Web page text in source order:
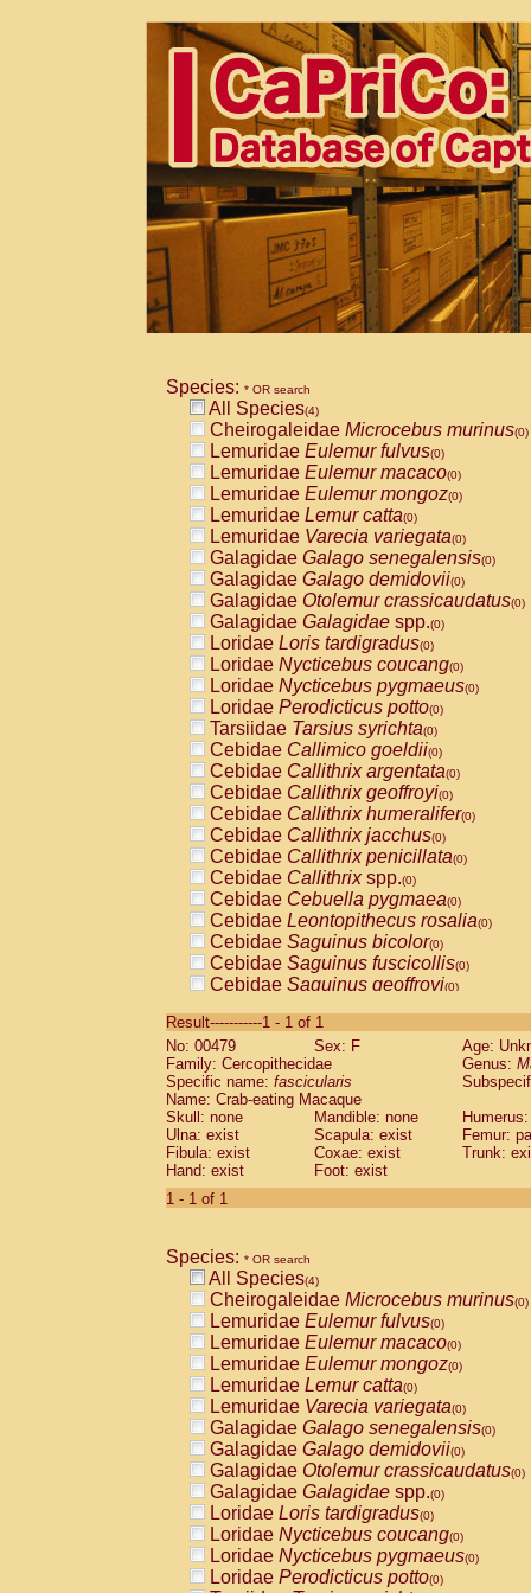
Species: * OR search
All Species(4)
Cheirogaleidae Microcebus murinus(0)
Lemuridae Eulemur fulvus(0)
Lemuridae Eulemur macaco(0)
Lemuridae Eulemur mongoz(0)
Lemuridae Lemur catta(0)
Lemuridae Varecia variegata(0)
Galagidae Galago senegalensis(0)
Galagidae Galago demidovii(0)
Galagidae Otolemur crassicaudatus(0)
Galagidae Galagidae spp.(0)
Loridae Loris tardigradus(0)
Loridae Nycticebus coucang(0)
Loridae Nycticebus pygmaeus(0)
Loridae Perodicticus potto(0)
Tarsiidae Tarsius syrichta(0)
Cebidae Callimico goeldii(0)
Cebidae Callithrix argentata(0)
Cebidae Callithrix geoffroyi(0)
Cebidae Callithrix humeralifer(0)
Cebidae Callithrix jacchus(0)
Cebidae Callithrix penicillata(0)
Cebidae Callithrixspp.(0)
Cebidae Cebuella pygmaea(0)
Cebidae Leontopithecus rosalia(0)
Cebidae Saguinus bicolor(0)
Cebidae Saguinus fuscicollis(0)
Cebidae Saguinus geoffroyi(0)
CebidaeSaguinus labiatus(0)
Cebidae Saguinus leucopus (0)
CebidaeSaguinus midas
CebidaeSaguinus mystax
Cebidae Saguinus nigricollis (1)
Cebidae Saguinus oedipus
Cebidae Saguinus weddelli
Cebidae Saguinusspp.
Cebidae
CebidaeCebus capucinus
CebidaeCebus nigrivittatus
CebidaeCebus spp.(0)
CebidaeSaimiri boliviensis(0)
CebidaeSaimiri sciureus(0)
AtelidaeAlouatta caraya(0)
AtelidaeAlouatta fusca(0)
AtelidaeAlouatta seniculus(0)
AtelidaeAlouattaspp.(0)
AtelidaeAteles belzebuth(0)
AtelidaeAteles geoffroyi(0)
AtelidaeAteles paniscus(0)
AtelidaeAtelesspp.(0)
AtelidaeLagothrix lagothricha(0)
AtelidaeLagothrix lagothricha cana
PitheciidaeCacajao calvus
Result-----------1 - 1 of 1
No: 00479
Sex: F
Age:
Family: Cercopithecidae
Genus:
Specific name: fascicularis
Name: Crab-eating Macaque
Skull: none
Mandible: none
Ulna: exist
Scapula: exist
Femur:
Fibula: exist
Coxae: exist
Trunk:
Hand: exist
Foot: exist
1 - 1 of 1
Species: * OR search
All Species(4)
Cheirogaleidae Microcebus murinus(0)
Lemuridae Eulemur fulvus(0)
Lemuridae Eulemur macaco(0)
Lemuridae Eulemur mongoz(0)
Lemuridae Lemur catta(0)
Lemuridae Varecia variegata(0)
Galagidae Galago senegalensis(0)
Galagidae Galago demidovii(0)
Galagidae Otolemur crassicaudatus(0)
Galagidae Galagidae spp.(0)
Loridae Loris tardigradus(0)
Loridae Nycticebus coucang(0)
Loridae Nycticebus pygmaeus(0)
Loridae Perodicticus potto(0)